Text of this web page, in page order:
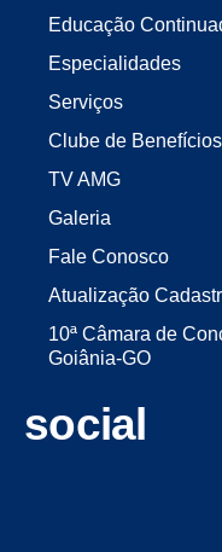
Educação
Especialidades
Serviços
Clube de
TV AMG
Galeria
Fale Conosco
Atualização
10ª Câmara de
Goiânia-GO
social